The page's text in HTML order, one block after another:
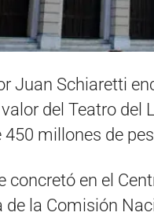
Juan Schiaretti
valor del Teatro
450 millones de
concretó en el
de la Comisión